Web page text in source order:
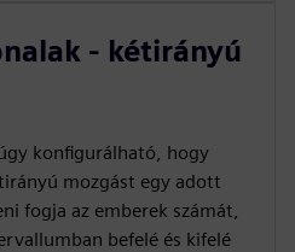
- kétirányú
konfigurálható, hogy
mozgást egy adott
fogja az emberek számát,
befelé és kifelé